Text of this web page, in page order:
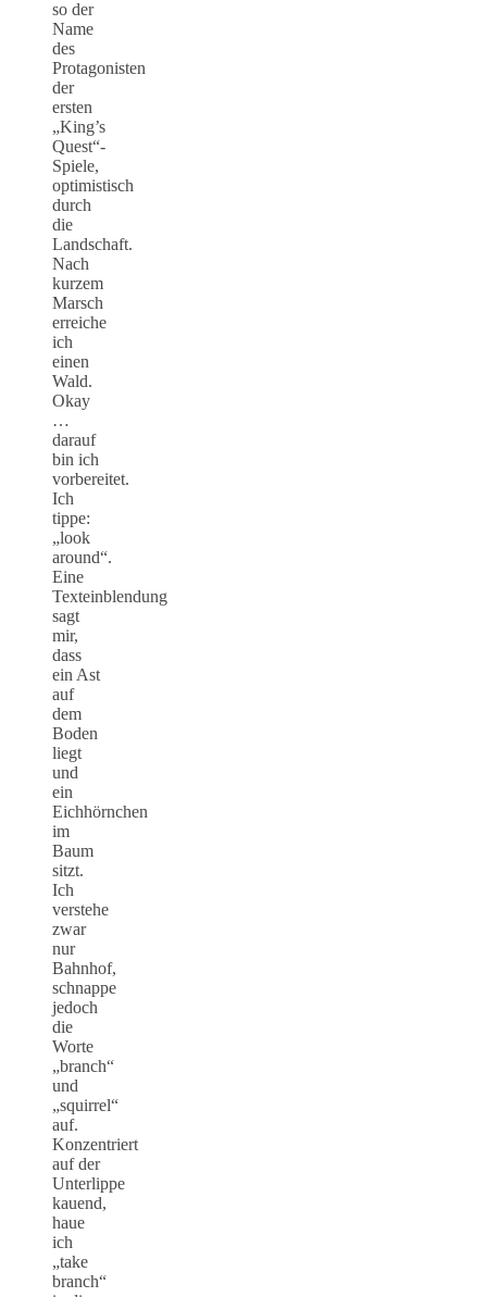
so der
Name
des
Protagonisten
der
ersten
„King’s
Quest“-
Spiele,
optimistisch
durch
die
Landschaft.
Nach
kurzem
Marsch
erreiche
ich
einen
Wald.
Okay
…
darauf
bin ich
vorbereitet.
Ich
tippe:
„look
around“.
Eine
Texteinblendung
sagt
mir,
dass
ein Ast
auf
dem
Boden
liegt
und
ein
Eichhörnchen
im
Baum
sitzt.
Ich
verstehe
zwar
nur
Bahnhof,
schnappe
jedoch
die
Worte
„branch“
und
„squirrel“
auf.
Konzentriert
auf der
Unterlippe
kauend,
haue
ich
„take
branch“